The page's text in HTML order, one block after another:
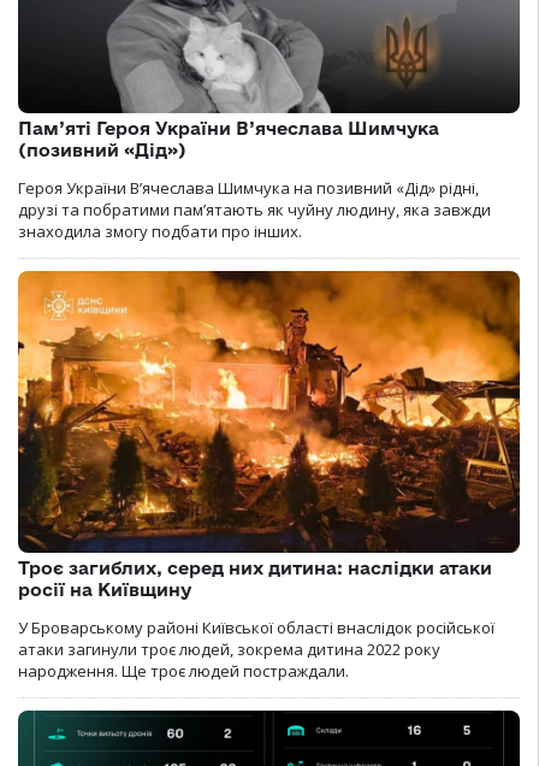
Пам’яті Героя України В’ячеслава Шимчука
(позивний «Дід»)
Героя України В’ячеслава Шимчука на позивний «Дід» рідні,
друзі та побратими пам’ятають як чуйну людину, яка завжди
знаходила змогу подбати про інших.
Троє загиблих, серед них дитина: наслідки атаки
росії на Київщину
У Броварському районі Київської області внаслідок російської
атаки загинули троє людей, зокрема дитина 2022 року
народження. Ще троє людей постраждали.